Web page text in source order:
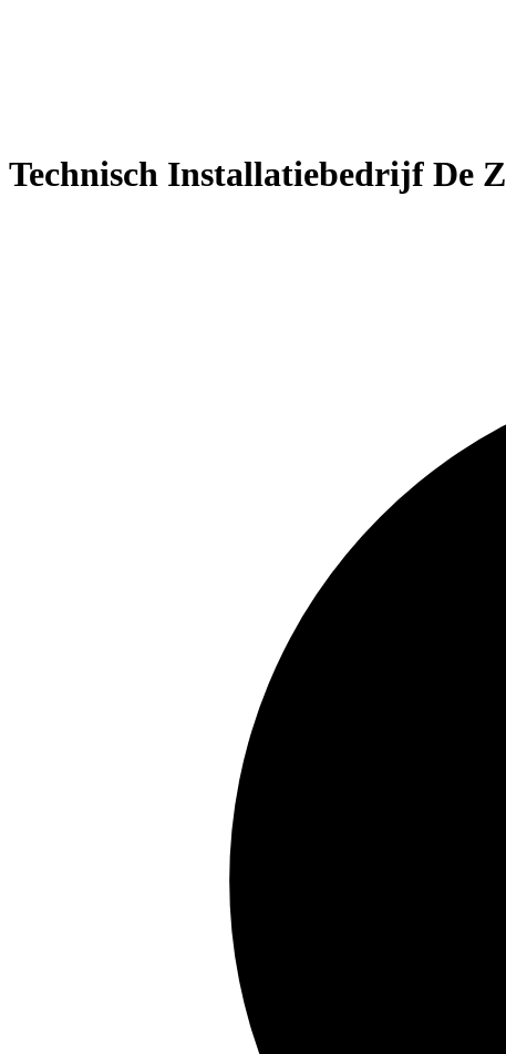
Technisch Installatiebedrijf De